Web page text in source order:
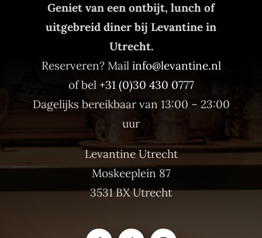
Geniet van een ontbijt, lunch of
uitgebreid diner bij Levantine in
Utrecht.
Reserveren? Mail info@levantine.nl
of bel +31 (0)30 430 0777
Dagelijks bereikbaar van 13:00 – 23:00
uur
Levantine Utrecht
Moskeeplein 87
3531 BX Utrecht